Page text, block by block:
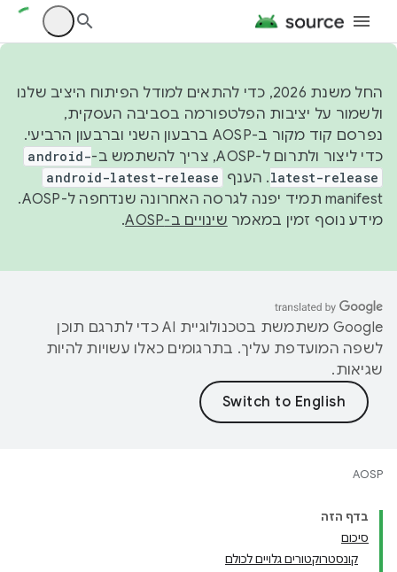
החל משנת 2026, כדי להתאים למודל הפיתוח היציב שלנו
ולשמור על יציבות הפלטפורמה בסביבה העסקית,
נפרסם קוד מקור ב-AOSP ברבעון השני וברבעון הרביעי.
כדי ליצור ולתרום ל-AOSP, צריך להשתמש ב-
android-
latest-release. הענף android-latest-release
manifest תמיד יפנה לגרסה האחרונה שנדחפה ל-AOSP.
מידע נוסף זמין במאמר שינויים ב-AOSP .
‫Google משתמשת בטכנולוגיית AI כדי לתרגם תוכן
לשפה המועדפת עליך. בתרגומים כאלו עשויות להיות
שגיאות.
AOSP
בדף הזה
סיכום
קונסטרוקטורים גלויים לכולם